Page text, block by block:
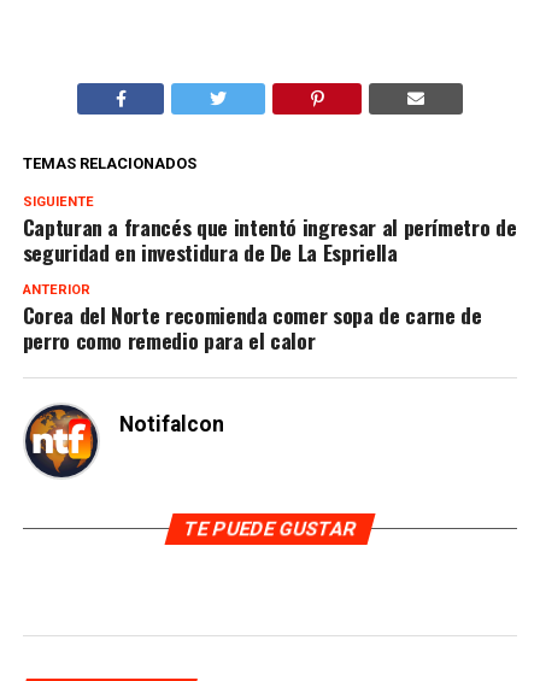
TEMAS RELACIONADOS
SIGUIENTE
Capturan a francés que intentó ingresar al perímetro de
seguridad en investidura de De La Espriella
ANTERIOR
Corea del Norte recomienda comer sopa de carne de
perro como remedio para el calor
Notifalcon
TE PUEDE GUSTAR